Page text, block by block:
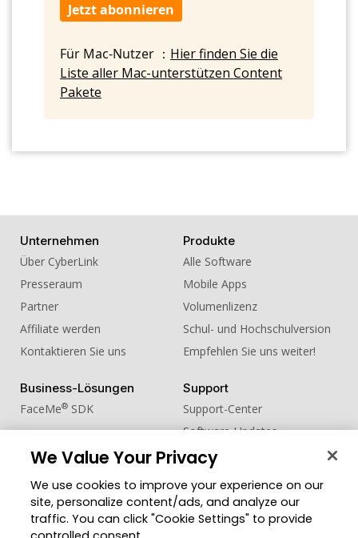
11. Sound Effect - CREATURE Step
Fight
13. Sound Effect - GOAT Baa Male
18. Sound Effect - HORSE Neigh Hard
19. Sound Effect - MONKEY Chest
Thumping Grunt
Jetzt abonnieren
Für Mac-Nutzer ： Hier finden Sie die
Liste aller Mac-unterstützen Content
Pakete
Unternehmen
Über CyberLink
Presseraum
Partner
Affiliate werden
Kontaktieren Sie uns
Produkte
Alle Software
Mobile Apps
Volumenlizenz
Schul- und Hochschulversion
Empfehlen Sie uns weiter!
Business-Lösungen
FaceMe® SDK
Support
Support-Center
Software-Updates
Lernen + Wissen
Community
Mitgliederbereich
Blog
Region ändern
We Value Your Privacy
We use cookies to improve your experience on our
site, personalize content/ads, and analyze our
traffic. You can click "Cookie Settings" to provide